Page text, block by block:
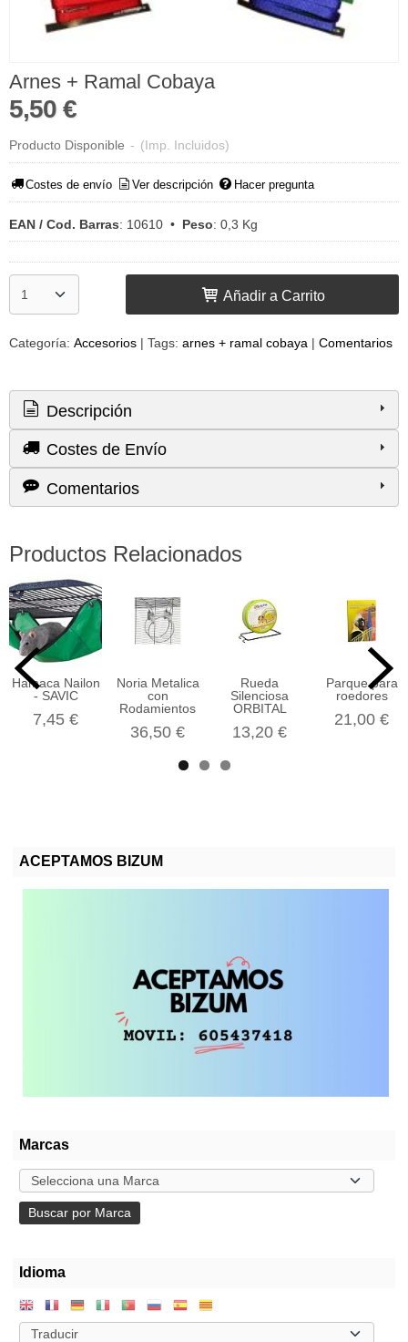
ACEPTAMOS BIZUM
Marcas
Idioma
Arnes + Ramal Cobaya
5,50 €
Producto Disponible - (Imp. Incluidos)
Costes de envío Ver descripción Hacer pregunta
EAN / Cod. Barras: 10610 • Peso: 0,3 Kg
Añadir a Carrito
Categoría: Accesorios | Tags: arnes + ramal cobaya | Comentarios
Descripción
Costes de Envío
Comentarios
Productos Relacionados
Hamaca Nailon
- SAVIC
7,45 €
Noria Metalica
con
Rodamientos
36,50 €
Rueda
Silenciosa
ORBITAL
13,20 €
Parque para
roedores
21,00 €